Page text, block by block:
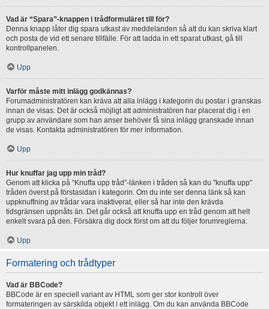
Vad är “Spara”-knappen i trådformuläret till för?
Denna knapp låter dig spara utkast av meddelanden så att du kan skriva klart
och posta de vid ett senare tillfälle. För att ladda in ett sparat utkast, gå till
kontrollpanelen.
Upp
Varför måste mitt inlägg godkännas?
Forumadministratören kan kräva att alla inlägg i kategorin du postar i granskas
innan de visas. Det är också möjligt att administratören har placerat dig i en
grupp av användare som han anser behöver få sina inlägg granskade innan
de visas. Kontakta administratören för mer information.
Upp
Hur knuffar jag upp min tråd?
Genom att klicka på “Knuffa upp tråd”-länken i tråden så kan du "knuffa upp"
tråden överst på förstasidan i kategorin. Om du inte ser denna länk så kan
uppknuffning av trådar vara inaktiverat, eller så har inte den krävda
tidsgränsen uppnåts än. Det går också att knuffa upp en tråd genom att helt
enkelt svara på den. Försäkra dig dock först om att du följer forumreglerna.
Upp
Formatering och trådtyper
Vad är BBCode?
BBCode är en speciell variant av HTML som ger stor kontroll över
formateringen av särskilda objekt i ett inlägg. Om du kan använda BBCode